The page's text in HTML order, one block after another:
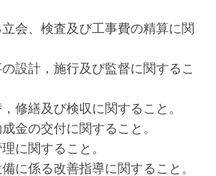
会、検査及び工事費の精算に関
設計，施行及び監督に関するこ
修繕及び検収に関すること。
金の交付に関すること。
に関すること。
に係る改善指導に関すること。